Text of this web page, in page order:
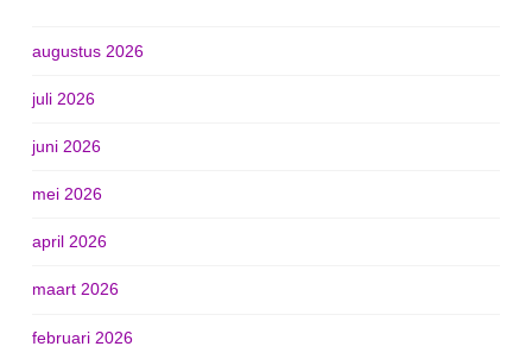
augustus 2026
juli 2026
juni 2026
mei 2026
april 2026
maart 2026
februari 2026